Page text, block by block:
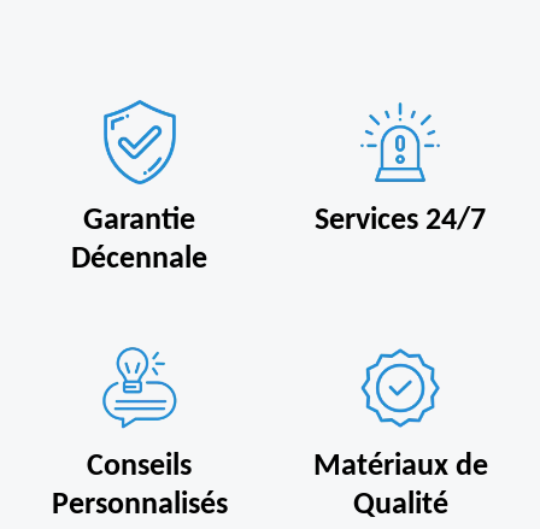
Garantie
Décennale
Services 24/7
Conseils
Personnalisés
Matériaux de
Qualité